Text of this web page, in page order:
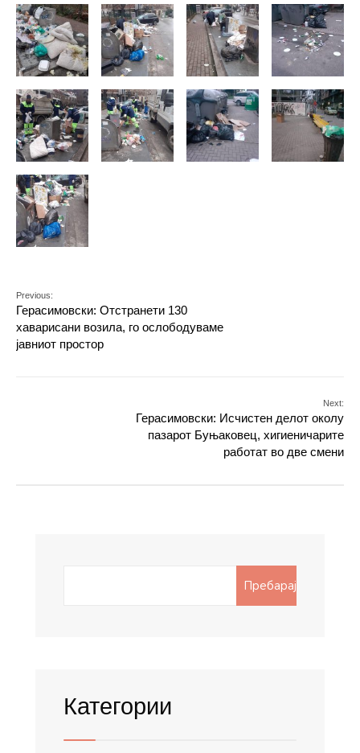
Previous:
Герасимовски: Отстранети 130
хаварисани возила, го ослободуваме
јавниот простор
Next:
Герасимовски: Исчистен делот околу
пазарот Буњаковец, хигиеничарите
работат во две смени
Пребарај
Категории